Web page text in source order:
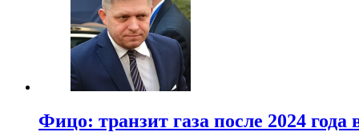
Фицо: транзит газа после 2024